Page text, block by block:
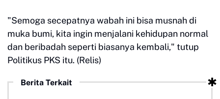
"Semoga secepatnya wabah ini bisa musnah di
muka bumi, kita ingin menjalani kehidupan normal
dan beribadah seperti biasanya kembali," tutup
Politikus PKS itu. (Relis)
Berita Terkait